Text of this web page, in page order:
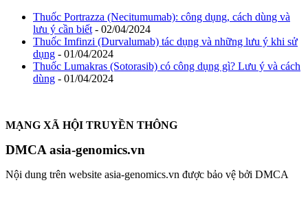
Thuốc Portrazza (Necitumumab): công dụng, cách dùng và
lưu ý cần biết - 02/04/2024
Thuốc Imfinzi (Durvalumab) tác dụng và những lưu ý khi sử
dụng - 01/04/2024
Thuốc Lumakras (Sotorasib) có công dụng gì? Lưu ý và cách
dùng - 01/04/2024
MẠNG XÃ HỘI TRUYỀN THÔNG
DMCA asia-genomics.vn
Nội dung trên website asia-genomics.vn được bảo vệ bởi DMCA